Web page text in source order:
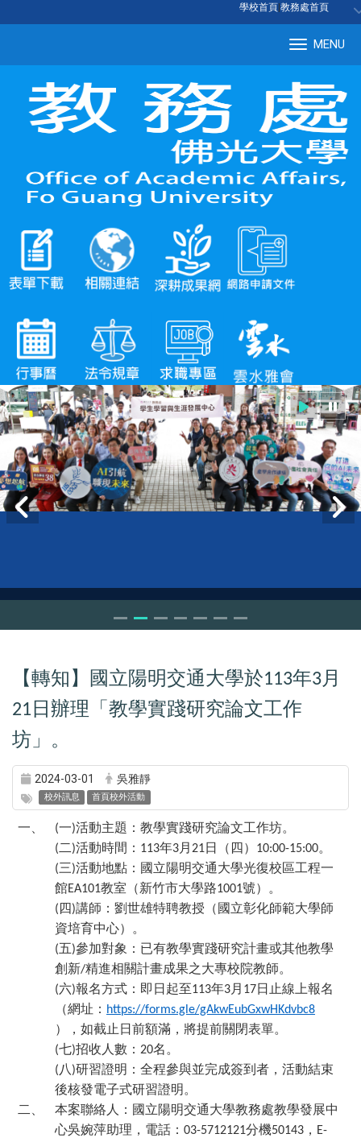
學校首頁 教務處首頁
MENU
【轉知】國立陽明交通大學於113年3 月
21 日辦理「教學實踐研究論文工作
坊」。
2024-03-01 吳雅靜
校外訊息 首頁校外活動
一、 (一)活動主題：教學實踐研究論文工作坊。
(二)活動時間： 113年3月 21日（四） 10:00-15:00。
(三)活動地點：國立陽明交通大學光復校區工程一
館EA101教室（新竹市大學路1001號）。
( 四)講師：劉世雄特聘教授（國立彰化師範大學師
資培育中心）。
(五)參加對象：已有教學實踐研究計畫或其他教學
創新/精進相關計畫成果之大專校院教師。
(六)報名方式：即日起至113年3月 17日止線上報名
（網址： https://forms.gle/gAkwEubGxwHKdvbc8
），如截止日前額滿，將提前關閉表單。
(七)招收人數： 20名。
(八 )研習證明：全程參與並完成簽到者，活動結束
後核發電子式研習證明。
二、
本案聯絡人：國立陽明交通大學教務處教學發展中
心吳婉萍助理，電話： 03-5712121分機50143 ， E-